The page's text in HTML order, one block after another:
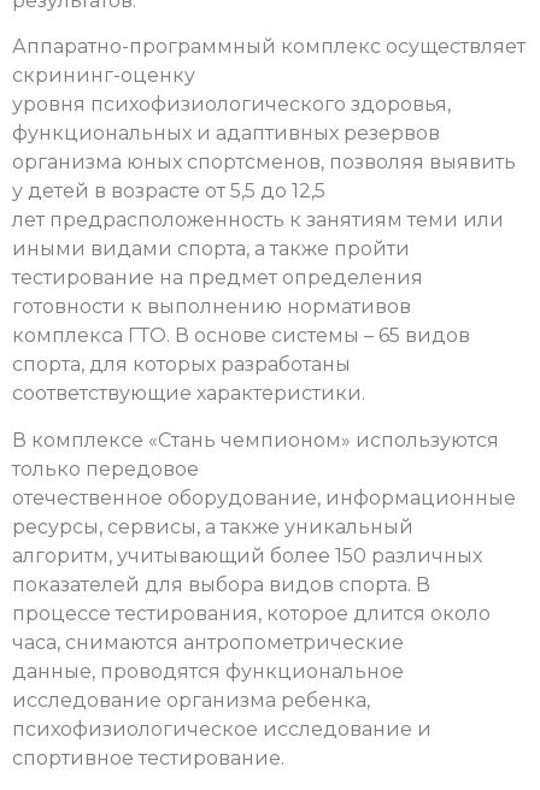
Аппаратно-программный комплекс осуществляет
скрининг-оценку
уровня психофизиологического здоровья,
функциональных и адаптивных резервов
организма юных спортсменов, позволяя выявить
у детей в возрасте от 5,5 до 12,5
лет предрасположенность к занятиям теми или
иными видами спорта, а также пройти
тестирование на предмет определения
готовности к выполнению нормативов
комплекса ГТО. В основе системы – 65 видов
спорта, для которых разработаны
соответствующие характеристики.
В комплексе «Стань чемпионом» используются
только передовое
отечественное оборудование, информационные
ресурсы, сервисы, а также уникальный
алгоритм, учитывающий более 150 различных
показателей для выбора видов спорта. В
процессе тестирования, которое длится около
часа, снимаются антропометрические
данные, проводятся функциональное
исследование организма ребенка,
психофизиологическое исследование и
спортивное тестирование.